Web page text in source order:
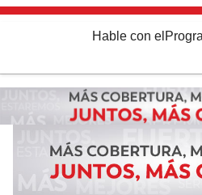
Hable con el